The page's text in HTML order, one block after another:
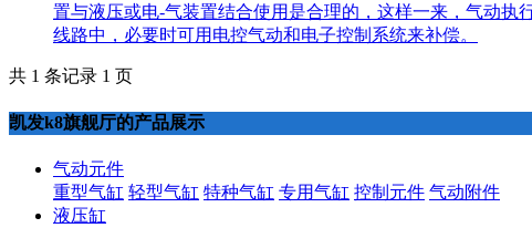
置与液压或电-气装置结合使用是合理的，这样一来，气动执
线路中，必要时可用电控气动和电子控制系统来补偿。
共 1 条记录 1 页
凯发k8旗舰厅的产品展示
气动元件
重型气缸 轻型气缸 特种气缸 专用气缸 控制元件 气动附件
液压缸